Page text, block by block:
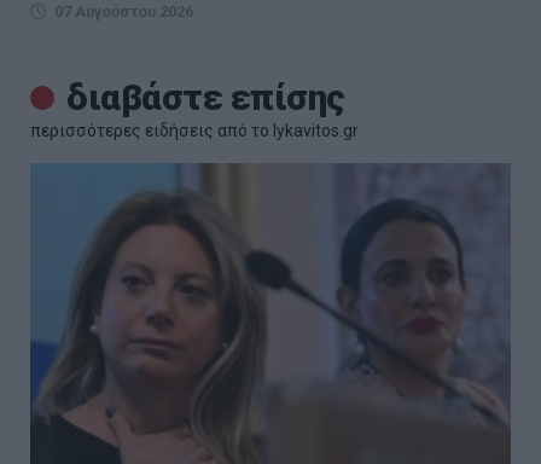
07 Αυγούστου 2026
διαβάστε επίσης
περισσότερες ειδήσεις από το lykavitos.gr